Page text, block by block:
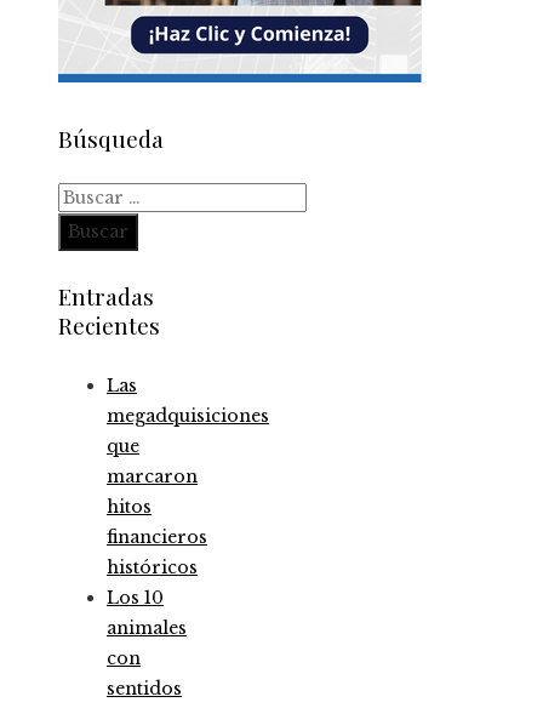
Búsqueda
Buscar:
Entradas
Recientes
Las
megadquisiciones
que
marcaron
hitos
financieros
históricos
Los 10
animales
con
sentidos